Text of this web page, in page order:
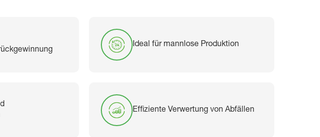
Ideal für mannlose Produktion
Effiziente Verwertung von Abfällen